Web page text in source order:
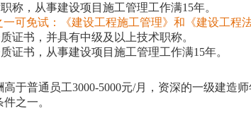
称，从事建设项目施工管理工作满15年。
可免试：《建设工程施工管理》和《建设工程
证书，并具有中级及以上技术职称。
证书，从事建设项目施工管理工作满15年。
于普通员工3000-5000元/月，资深的一级建造师
之一。